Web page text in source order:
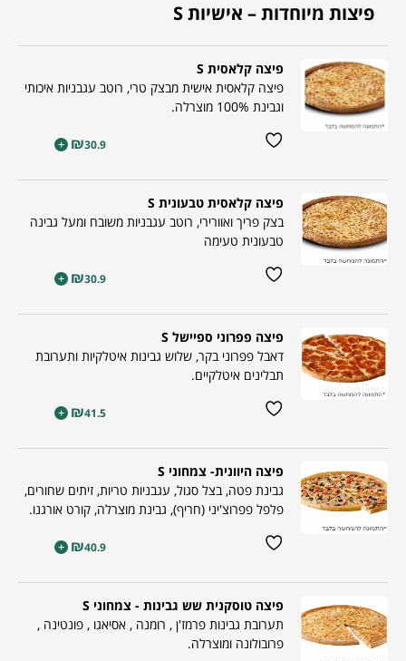
פיצות מיוחדות – אישיות S
פיצה קלאסית S
פיצה קלאסית אישית מבצק טרי, רוטב עגבניות איכותי
וגבינת 100% מוצרלה.
₪30.9
+
פיצה קלאסית טבעונית S
בצק פריך ואוורירי, רוטב עגבניות משובח ומעל גבינה
טבעונית טעימה
₪30.9
+
פיצה פפרוני ספיישל S
דאבל פפרוני בקר, שלוש גבינות איטלקיות ותערובת
תבלינים איטלקיים.
₪41.5
+
פיצה היוונית- צמחוני S
גבינת פטה, בצל סגול, עגבניות טריות, זיתים שחורים,
פלפל פפרוצ'יני (חריף), גבינת מוצרלה, קורט אורגנו.
₪40.9
+
פיצה טוסקנית שש גבינות - צמחוני S
תערובת גבינות פרמז'ן , רומנה , אסיאגו , פונטינה ,
פרובולונה ומוצרלה.